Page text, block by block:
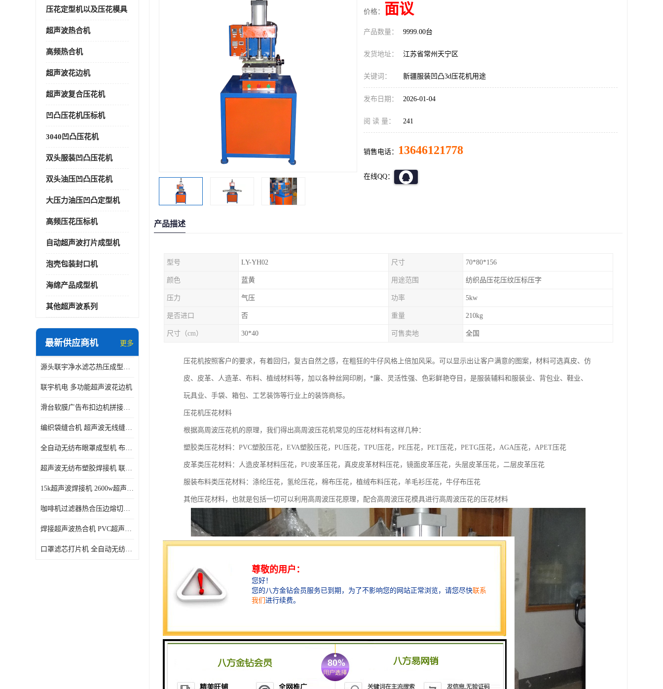
压花定型机以及压花模具
超声波热合机
高频热合机
超声波花边机
超声波复合压花机
凹凸压花机压标机
3040凹凸压花机
双头服装凹凸压花机
双头油压凹凸压花机
大压力油压凹凸定型机
高频压花压标机
自动超声波打片成型机
泡壳包装封口机
海绵产品成型机
其他超声波系列
最新供应商机 更多
源头联宇净水滤芯热压成型机器 超声波大功率封边机
联宇机电 多功能超声波花边机
滑台软膜广告布扣边机拼接机用于焊接热合拼接作用
编织袋缝合机 超声波无线缝合机 厂家现货供应
全自动无纺布眼罩成型机 布料海绵眼罩热合切边机
超声波无纺布塑胶焊接机 联宇制造
15k超声波焊接机 2600w超声波焊接机 联宇制造
咖啡机过滤器热合压边熔切机 超声波无纺布喷胶棉热合机
焊接超声波热合机 PVC超声波焊接机 无纺布超声波设备
口罩滤芯打片机 全自动无纺布压花压标设备 多层料复合机
价格： 面议
产品数量： 9999.00台
发货地址： 江苏省常州天宁区
关键词： 新疆服装凹凸3d压花机用途
发布日期： 2026-01-04
阅 读 量： 241
销售电话： 13646121778
在线QQ：
产品描述
型号 LY-YH02 尺寸 70*80*156
颜色 蓝黄 用途范围 纺织品压花压纹压标压字
压力 气压 功率 5kw
是否进口 否 重量 210kg
尺寸（cm） 30*40 可售卖地 全国
压花机按照客户的要求，有着回归，复古自然之感，在粗狂的牛仔风格上倍加风采。可以显示出让客户满意的图案，材料可选真皮、仿
皮、皮革、人造革、布料、植绒材料等，加以各种丝网印刷，*廉、灵活性强、色彩鲜艳夺目，是服装辅料和服装业、背包业、鞋业、
玩具业、手袋、箱包、工艺装饰等行业上的装饰商标。
压花机压花材料
根据高周波压花机的原理，我们得出高周波压花机常见的压花材料有这样几种：
塑胶类压花材料：PVC塑胶压花，EVA塑胶压花，PU压花，TPU压花，PE压花，PET压花，PETG压花，AGA压花，APET压花
皮革类压花材料：人造皮革材料压花，PU皮革压花，真皮皮革材料压花，镜面皮革压花，头层皮革压花，二层皮革压花
服装布料类压花材料：涤纶压花，氢纶压花，棉布压花，植绒布料压花，羊毛衫压花，牛仔布压花
其他压花材料，也就是包括一切可以利用高周波压花原理，配合高周波压花模具进行高周波压花的压花材料